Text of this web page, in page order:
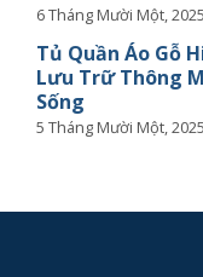
6 Tháng Mười Một, 2025
Tủ Quần Áo Gỗ
Lưu Trữ Thông
Sống
5 Tháng Mười Một, 2025